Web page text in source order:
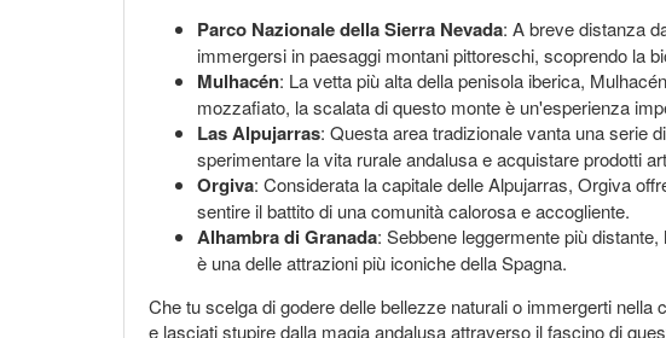
Parco Nazionale della Sierra Nevada: A breve distanza
immergersi in paesaggi montani pittoreschi, scoprendo la
Mulhacén: La vetta più alta della penisola iberica,
mozzafiato, la scalata di questo monte è un'esperienza
Las Alpujarras: Questa area tradizionale vanta una serie
sperimentare la vita rurale andalusa e acquistare prodotti
Orgiva: Considerata la capitale delle Alpujarras, Orgiva
sentire il battito di una comunità calorosa e accogliente.
Alhambra di Granada: Sebbene leggermente più
è una delle attrazioni più iconiche della Spagna.
Che tu scelga di godere delle bellezze naturali o immergerti
e lasciati stupire dalla magia andalusa attraverso il fascino di